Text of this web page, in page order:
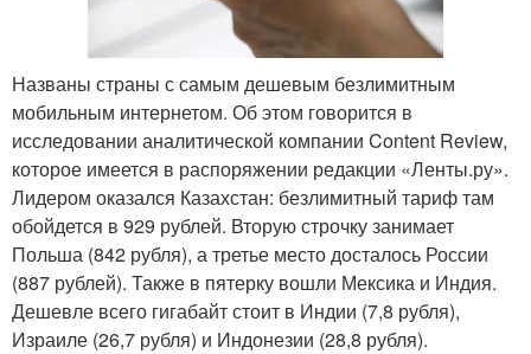
Названы страны с самым дешевым безлимитным
мобильным интернетом. Об этом говорится в
исследовании аналитической компании Content Review,
которое имеется в распоряжении редакции «Ленты.ру».
Лидером оказался Казахстан: безлимитный тариф там
обойдется в 929 рублей. Вторую строчку занимает
Польша (842 рубля), а третье место досталось России
(887 рублей). Также в пятерку вошли Мексика и Индия.
Дешевле всего гигабайт стоит в Индии (7,8 рубля),
Израиле (26,7 рубля) и Индонезии (28,8 рубля).